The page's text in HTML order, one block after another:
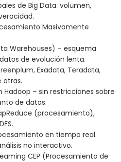
de Big Data: volumen,
Masivamente
Warehouses) – esquema
de evolución lenta.
Exadata, Teradata,
otras.
Hadoop – sin restricciones sobre
de datos.
(procesamiento),
en tiempo real.
no interactivo.
CEP (Procesamiento de